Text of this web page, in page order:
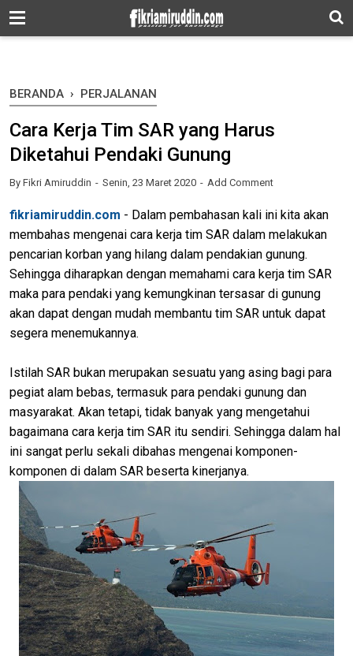
BERANDA › PERJALANAN
Cara Kerja Tim SAR yang Harus
Diketahui Pendaki Gunung
By Fikri Amiruddin Senin, 23 Maret 2020 Add Comment
fikriamiruddin.com - Dalam pembahasan kali ini kita akan
membahas mengenai cara kerja tim SAR dalam melakukan
pencarian korban yang hilang dalam pendakian gunung.
Sehingga diharapkan dengan memahami cara kerja tim SAR
maka para pendaki yang kemungkinan tersasar di gunung
akan dapat dengan mudah membantu tim SAR untuk dapat
segera menemukannya.
Istilah SAR bukan merupakan sesuatu yang asing bagi para
pegiat alam bebas, termasuk para pendaki gunung dan
masyarakat. Akan tetapi, tidak banyak yang mengetahui
bagaimana cara kerja tim SAR itu sendiri. Sehingga dalam hal
ini sangat perlu sekali dibahas mengenai komponen-
komponen di dalam SAR beserta kinerjanya.